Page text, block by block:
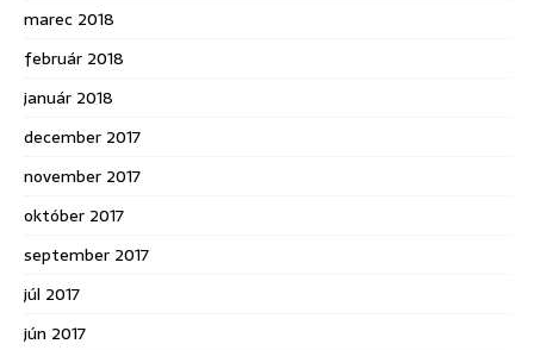
marec 2018
február 2018
január 2018
december 2017
november 2017
október 2017
september 2017
júl 2017
jún 2017